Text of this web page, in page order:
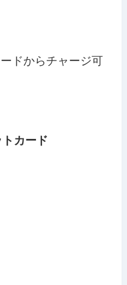
ドからチャージ可
カード